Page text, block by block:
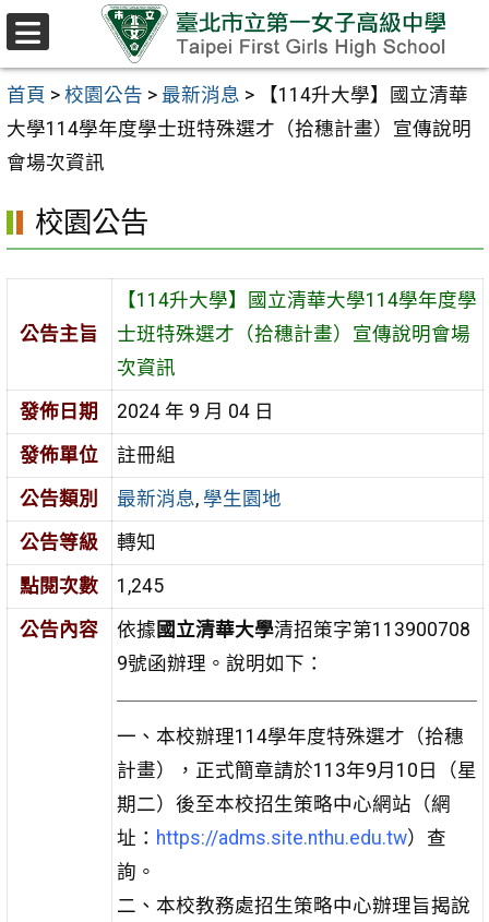
跳至主要內容區
首頁 > 校園公告 > 最新消息 >
【114升大學】國立清華
大學114學年度學士班特殊選才（拾穗計畫）宣傳說明
會場次資訊
校園公告
公告主旨
【114升大學】國立清華大學114學年度學
士班特殊選才（拾穗計畫）宣傳說明會場
次資訊
發佈日期
2024 年 9 月 04 日
發佈單位
註冊組
公告類別
最新消息, 學生園地
公告等級
轉知
點閱次數
1,245
公告內容
依據 國立清華大學清招策字第113900708
9號函辦理。說明如下：
一、本校辦理114學年度特殊選才（拾穗
計畫），正式簡章請於113年9月10日（星
期二）後至本校招生策略中心網站（網
址： https://adms.site.nthu.edu.tw）查
詢。
二、本校教務處招生策略中心辦理旨揭說
選
單